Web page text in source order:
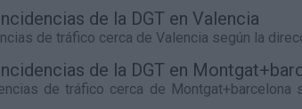
de la DGT en Valencia
de tráfico cerca de Valencia según la
de la DGT en
de tráfico cerca de Montgat+barcelona